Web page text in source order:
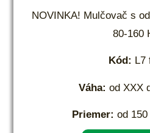
NOVINKA! Mulčovač s
80-160
Kód: L7
Váha: od XXX
Priemer: od